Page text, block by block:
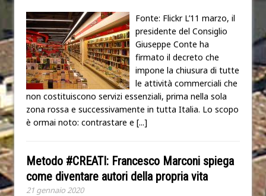
Fonte: Flickr L’11 marzo, il
presidente del Consiglio
Giuseppe Conte ha
firmato il decreto che
impone la chiusura di tutte
le attività commerciali che
non costituiscono servizi essenziali, prima nella sola
zona rossa e successivamente in tutta Italia. Lo scopo
è ormai noto: contrastare e [...]
Metodo #CREATI: Francesco Marconi spiega
come diventare autori della propria vita
21 gennaio 2020